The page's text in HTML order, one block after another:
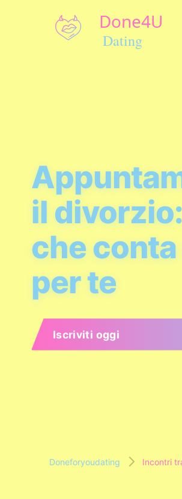
il
che
per te
Iscriviti oggi
Doneforyoudating Incontri